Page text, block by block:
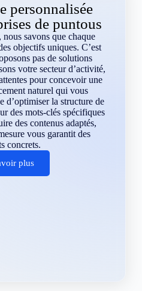
personnalisée
de puntous
savons que chaque
objectifs uniques. C’est
pas de solutions
votre secteur d’activité,
pour concevoir une
naturel qui vous
d’optimiser la structure de
des mots-clés spécifiques
des contenus adaptés,
vous garantit des
concrets.
plus